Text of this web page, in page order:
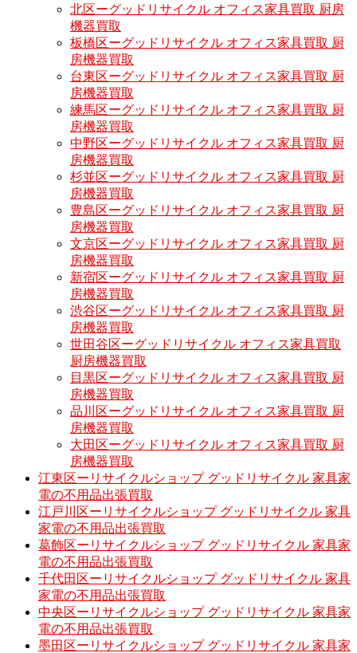
北区ーグッドリサイクル オフィス家具買取 厨房
機器買取
板橋区ーグッドリサイクル オフィス家具買取 厨
房機器買取
台東区ーグッドリサイクル オフィス家具買取 厨
房機器買取
練馬区ーグッドリサイクル オフィス家具買取 厨
房機器買取
中野区ーグッドリサイクル オフィス家具買取 厨
房機器買取
杉並区ーグッドリサイクル オフィス家具買取 厨
房機器買取
豊島区ーグッドリサイクル オフィス家具買取 厨
房機器買取
文京区ーグッドリサイクル オフィス家具買取 厨
房機器買取
新宿区ーグッドリサイクル オフィス家具買取 厨
房機器買取
渋谷区ーグッドリサイクル オフィス家具買取 厨
房機器買取
世田谷区ーグッドリサイクル オフィス家具買取
厨房機器買取
目黒区ーグッドリサイクル オフィス家具買取 厨
房機器買取
品川区ーグッドリサイクル オフィス家具買取 厨
房機器買取
大田区ーグッドリサイクル オフィス家具買取 厨
房機器買取
江東区ーリサイクルショップ グッドリサイクル 家具家
電の不用品出張買取
江戸川区ーリサイクルショップ グッドリサイクル 家具
家電の不用品出張買取
葛飾区ーリサイクルショップ グッドリサイクル 家具家
電の不用品出張買取
千代田区ーリサイクルショップ グッドリサイクル 家具
家電の不用品出張買取
中央区ーリサイクルショップ グッドリサイクル 家具家
電の不用品出張買取
墨田区ーリサイクルショップ グッドリサイクル 家具家